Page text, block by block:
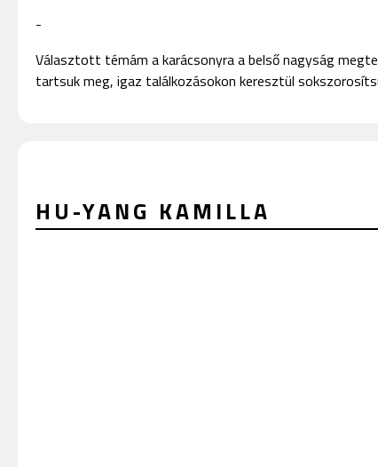
-
Választott témám a karácsonyra a belső nagyság
tartsuk meg, igaz találkozásokon keresztül
HU-YANG KAMILLA